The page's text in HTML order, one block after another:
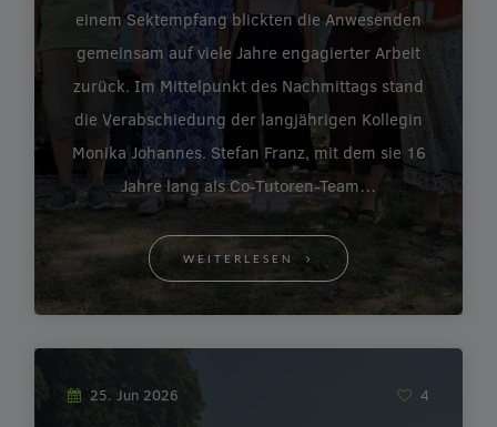
einem Sektempfang blickten die Anwesenden
gemeinsam auf viele Jahre engagierter Arbeit
zurück. Im Mittelpunkt des Nachmittags stand
die Verabschiedung der langjährigen Kollegin
Monika Johannes. Stefan Franz, mit dem sie 16
Jahre lang als Co-Tutoren-Team…
WEITERLESEN
25. Jun 2026 4